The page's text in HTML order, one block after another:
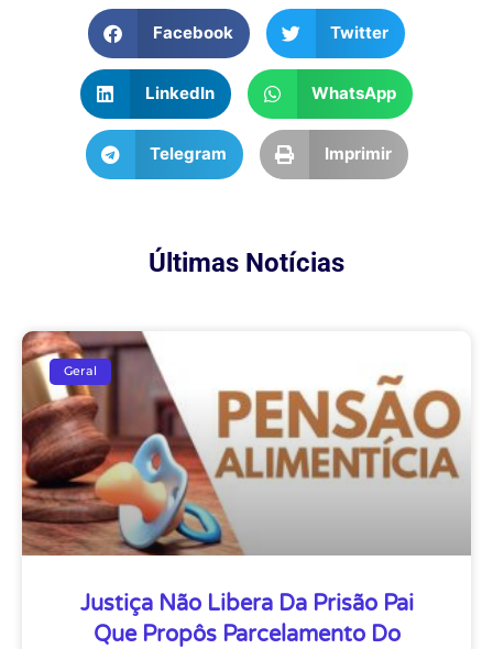
Facebook Twitter
LinkedIn WhatsApp
Telegram Imprimir
Últimas Notícias
Geral
Justiça Não Libera Da Prisão Pai
Que Propôs Parcelamento Do